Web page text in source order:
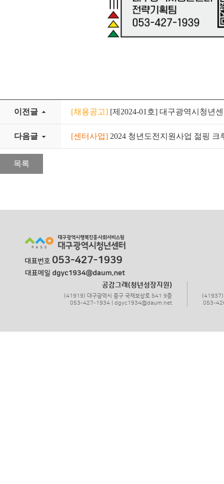
이전글 [채용공고] [제2024-01호] 대구광역시청년
다음글 [센터사업] 2024 청년도전지원사업 젊핑 크
목록
공감그래(청년성장지원)
(41919) 대구광역시 중구 국채보상로 541 9층
053-427-1934 | dgyc1934@daum.net
(41937)
053-